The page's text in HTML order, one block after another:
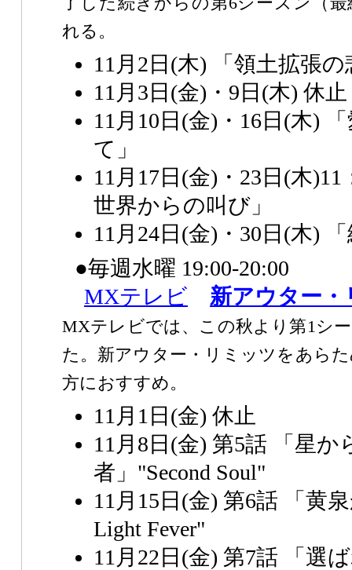
れる。
11月2日(木) 「領土拡張の
11月3日(金)・9日(木) 休止
11月10日(金)・16日(木)
て」
11月17日(金)・23日(木)11
世界からの叫び」
11月24日(金)・30日(木)
●毎週水曜 19:00-20:00
MXテレビ
新アウター・
MXテレビでは、この秋より第1シ
た。新アウター・リミッツをあら
方におすすめ。
11月1日(金) 休止
11月8日(金) 第5話 「星か
者」"Second Soul"
11月15日(金) 第6話 「黄
Light Fever"
11月22日(金) 第7話 「選